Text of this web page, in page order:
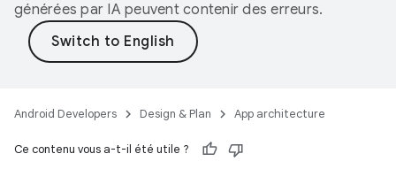
générées par IA peuvent contenir des erreurs.
Android Developers Design & Plan App architecture
Ce contenu vous a-t-il été utile ?